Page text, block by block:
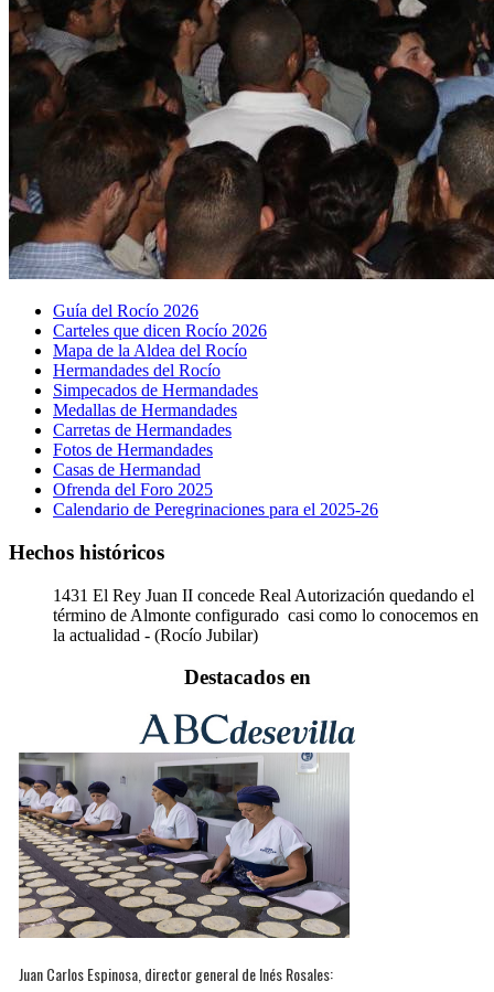
Guía del Rocío 2026
Carteles que dicen Rocío 2026
Mapa de la Aldea del Rocío
Hermandades del Rocío
Simpecados de Hermandades
Medallas de Hermandades
Carretas de Hermandades
Fotos de Hermandades
Casas de Hermandad
Ofrenda del Foro 2025
Calendario de Peregrinaciones para el 2025-26
Hechos históricos
1431 El Rey Juan II concede Real Autorización quedando el
término de Almonte configurado casi como lo conocemos en
la actualidad - (Rocío Jubilar)
Destacados en
Juan Carlos Espinosa, director general de Inés Rosales: